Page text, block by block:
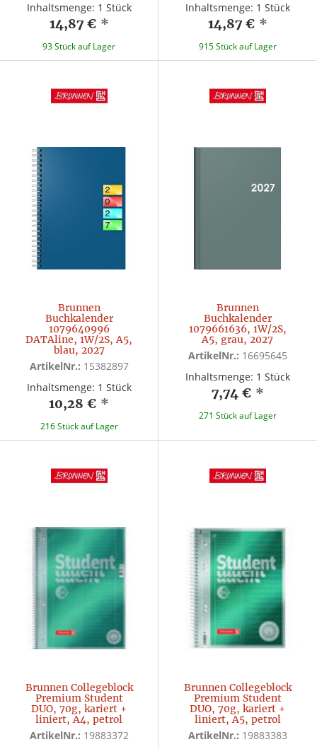
Inhaltsmenge: 1 Stück
14,87 € *
93 Stück auf Lager
Inhaltsmenge: 1 Stück
14,87 € *
915 Stück auf Lager
Brunnen
Buchkalender
1079640996
DATAline, 1W/2S, A5,
blau, 2027
ArtikelNr.: 15382897
Inhaltsmenge: 1 Stück
10,28 € *
216 Stück auf Lager
Brunnen
Buchkalender
1079661636, 1W/2S,
A5, grau, 2027
ArtikelNr.: 16695645
Inhaltsmenge: 1 Stück
7,74 € *
271 Stück auf Lager
Brunnen Collegeblock
Premium Student
DUO, 70g, kariert +
liniert, A4, petrol
ArtikelNr.: 19883372
Brunnen Collegeblock
Premium Student
DUO, 70g, kariert +
liniert, A5, petrol
ArtikelNr.: 19883383